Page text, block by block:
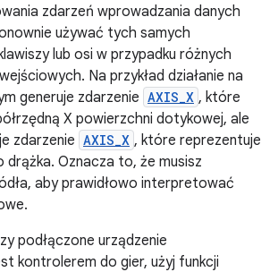
zdarzeń wprowadzania danych
używać tych samych
lub osi w przypadku różnych
Na przykład działanie na
generuje zdarzenie AXIS_X , które
X powierzchni dotykowej, ale
zdarzenie AXIS_X , które reprezentuje
drążka. Oznacza to, że musisz
aby prawidłowo interpretować
podłączone urządzenie
kontrolerem do gier, użyj funkcji